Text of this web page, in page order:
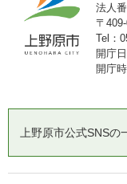
法人
〒
Tel：
開庁
開庁
上野原市公式SNSの